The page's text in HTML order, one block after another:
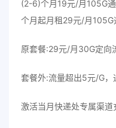
(2-6)个月19元/月105G
个月起月租29元/月
原套餐:29元/月30G定向
套餐外:流量超出5元/G
激活当月快递处专属渠